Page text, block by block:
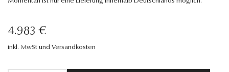
4.983 €
inkl. MwSt und Versandkosten